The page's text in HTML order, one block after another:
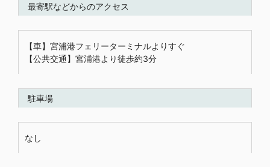
最寄駅などからのアクセス
【車】宮浦港フェリーターミナルよりすぐ
【公共交通】宮浦港より徒歩約3分
駐車場
なし